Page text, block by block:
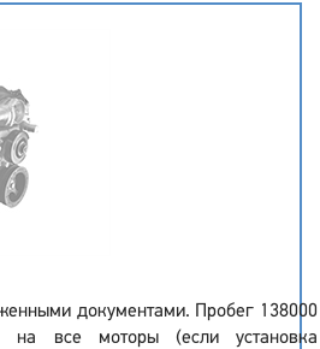
документами. Пробег 138000
на все моторы (если установка